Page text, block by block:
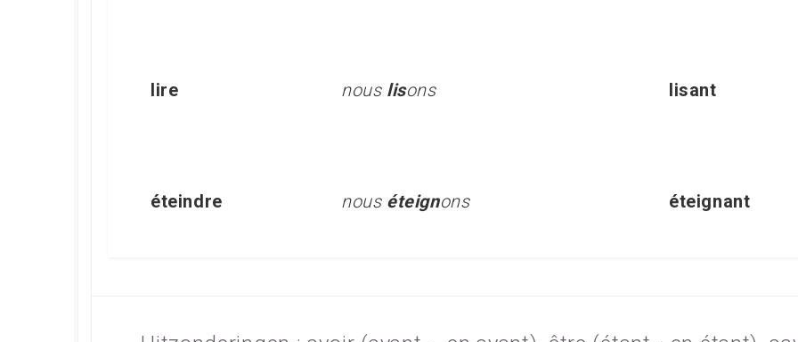
lire nous lisons lisant
éteindre nous éteignons éteignant